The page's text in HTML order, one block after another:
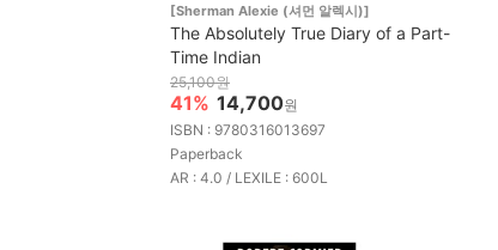
[Sherman Alexie (셔먼 알렉시)]
The Absolutely True Diary of a Part-
Time Indian
25,100원
41% 14,700원
ISBN : 9780316013697
Paperback
AR : 4.0 / LEXILE : 600L